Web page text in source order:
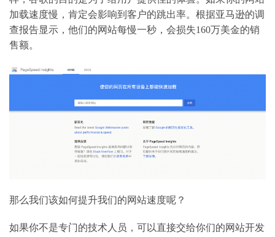
加载速度慢，肯定会影响到客户的跳出率。根据亚马逊的调
查报告显示，他们的网站每慢一秒，会损失160万美金的销
售额。
那么我们该如何提升我们的网站速度呢？
如果你不是专门的技术人员，可以直接交给你们的网站开发